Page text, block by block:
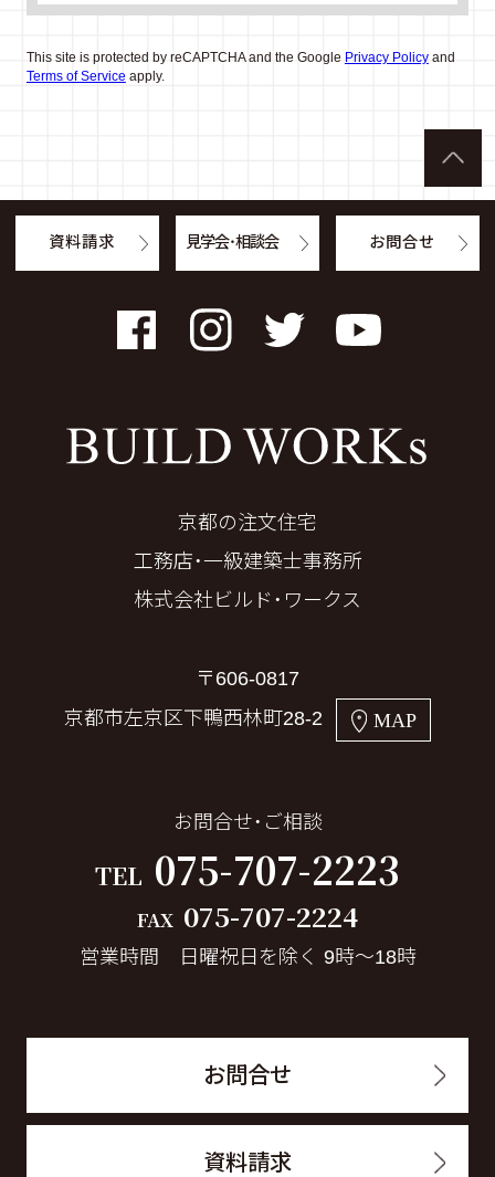
This site is protected by reCAPTCHA and the Google Privacy Policyand
Terms of Service apply.
FacebookInstagramTwitter YouTube
京都の注文住宅
工務店・一級建築士事務所
株式会社ビルド・ワークス
〒606-0817
京都市左京区下鴨西林町28-2
MAP
お問合せ・ご相談
TEL 075-707-2223
FAX 075-707-2224
営業時間 日曜祝日を除く 9時～18時
お問合せ
資料請求
資料請求 見学会・相談会 お問合せ